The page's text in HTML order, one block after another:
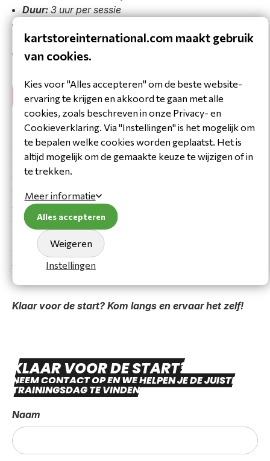
Duur:3 uur per sessie
plaatse beschikbaar)
Pakket:6 sessies + diploma
€ 1.200,- Compleet pakket (6 sessies + diploma)
€ 200,- Losse sessie
WAAROM VOOR ONS KIEZEN?
Bij hetKartstore International opleidingscentrumin
Strijen traint jouw kind in een veilige en professionele
omgeving. Met tien trainingskarts, twee ervaren
coaches en bekwame monteurs met jarenlange
kartingervaring geven wij jonge coureurs de best
mogelijke start in de motorsport. Ons kartprogramma
voor kinderen combineert technische kennis met echte
rijervaring op het circuit, en bouwt zo aan
zelfvertrouwen, vaardigheden en een passie voor
racen.
Klaar voor de start? Kom langs en ervaar het zelf!
KLAAR VOOR DE START?
NEEM CONTACT OP EN WE HELPEN JE DE JUISTE
TRAININGSDAG TE VINDEN.
Naam
kartstoreinternational.com maakt gebruik
van cookies.
Kies voor "Alles accepteren" om de beste website-
ervaring te krijgen en akkoord te gaan met alle
cookies, zoals beschreven in onze Privacy- en
Cookieverklaring. Via "Instellingen" is het mogelijk om
te bepalen welke cookies worden geplaatst. Het is
altijd mogelijk om de gemaakte keuze te wijzigen of in
te trekken.
Meer informatie
Instellingen
Weigeren
Alles accepteren